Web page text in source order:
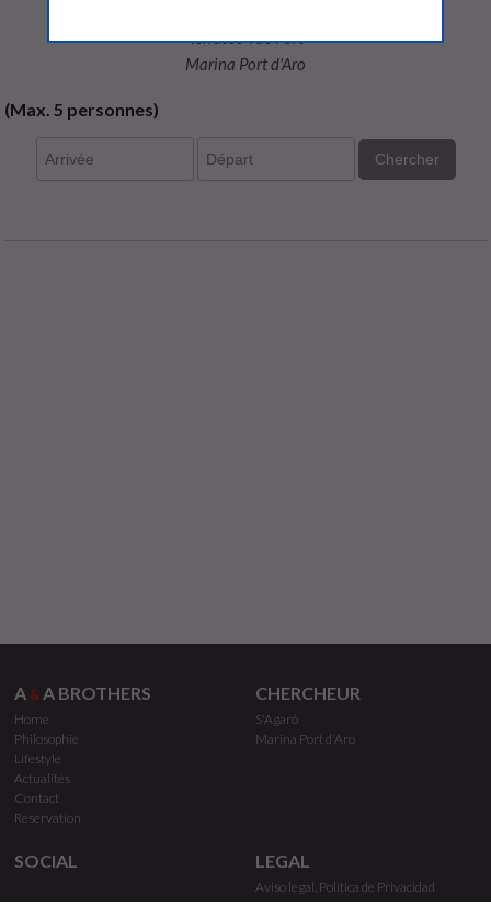
Terrasse Vue Port
Marina Port d'Aro
(Max. 5 personnes)
Chercher
A & A BROTHERS
Home
Philosophie
Lifestyle
Actualités
Contact
Reservation
CHERCHEUR
S'Agaró
Marina Port d'Aro
SOCIAL LEGAL
Aviso legal, Política de Privacidad